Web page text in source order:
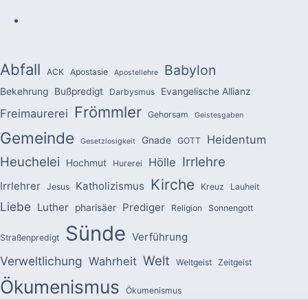
Abfall ACK Apostasie Apostellehre Babylon
Bekehrung Bußpredigt Darbysmus Evangelische Allianz
Freimaurerei Frömmler Gehorsam Geistesgaben
Gemeinde Gesetzlosigkeit Gnade GOTT Heidentum
Heuchelei Hochmut Hurerei Hölle Irrlehre
Irrlehrer Jesus Katholizismus Kirche Kreuz Lauheit
Liebe Luther pharisäer Prediger Religion Sonnengott
Straßenpredigt Sünde Verführung
Verweltlichung Wahrheit Welt Weltgeist Zeitgeist
Ökumenismus Ökumenismus